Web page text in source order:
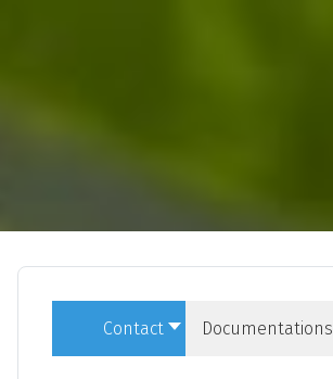
Contact Documentations